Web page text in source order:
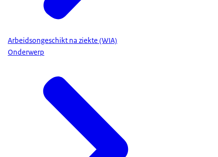
Arbeidsongeschikt na ziekte (WIA)
Onderwerp